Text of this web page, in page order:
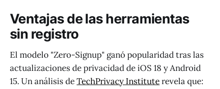
Ventajas de las herramientas
sin registro
El modelo "Zero-Signup" ganó popularidad tras las
actualizaciones de privacidad de iOS 18 y Android
15. Un análisis deTechPrivacy Instituterevela que: